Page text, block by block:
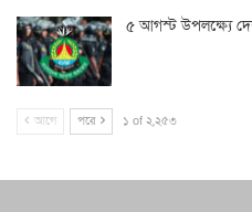
৫ আগস্ট উপলক্ষ্যে
আগে পরে ১ of ২,২৫৩